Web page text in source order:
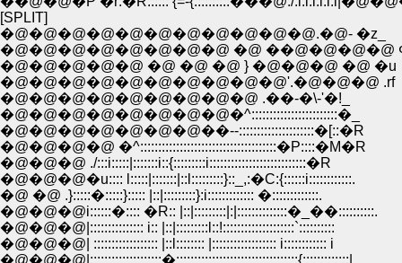
[SPLIT]
�@�@�@�@�@�@�@�@�@�@�@.�@- �z_
�@�@�@�@�@�@�@�@ �@ ��@�@�@�@
�@�@�@�@�@ �@ �@ �@ } �@�@�@ �@ �u
�@�@�@�@�@�@�@�@�@�@'.�@�@�@ .rf
�@�@�@�@�@�@�@�@�@ .��-�\-'�!_
�@�@�@�@�@�@�@�@�^::::::::::::::::::::::::�_
�@�@�@�@�@�@�@��--:::::::::::::::::::::�[::�R
�@�@�@�@ �^::::::::::::::::::::::::::::::::::::::�P::::�M�R
�@�@�@ ./:::i:::::|:::::::i::{:::::::::i:::::::::::::::::::::::::::�R
�@�@�@�u:::: l:::::|:::::::|::l:::::::::}::_,:�C:{::::::i::::::::::::.
�@ �@ .}:::::�:::::}::::: |::|:::::::::}:i::::::::::::: �:::::::::::::.
�@�@�@i::::::�:::: �R:: |::|:::::::::|:|::::::::::::::�_��::::::::::.
�@�@�@|::::::::::::::: i:: |::|:::::::::l::!::::::::::::::::::::`::::::::::
�@�@�@| :::::::::::::::::: |::l:::::::: |:::::::::::::::::: i:::::::::::: i
�@�@�@|::::::::::::::::::::�::::::::::::::::::::::::::::::::::{:::::::::::::|